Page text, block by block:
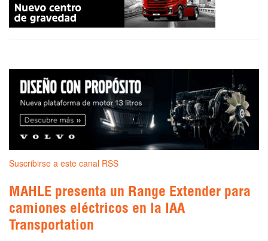
Suscribirse a este canal RSS
MAHLE presenta un Range Extender para
camiones eléctricos en la IAA
Transportation